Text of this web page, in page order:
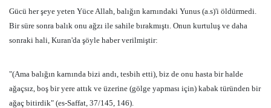
Gücü her şeye yeten Yüce Allah, balığın karnındaki Yunus (a.s)'i öldürmedi.
Bir süre sonra balık onu ağzı ile sahile bırakmıştı. Onun kurtuluş ve daha
sonraki hali, Kuran'da şöyle haber verilmiştir:
"(Ama balığın karnında bizi andı, tesbih etti), biz de onu hasta bir halde
ağaçsız, boş bir yere attık ve üzerine (gölge yapması için) kabak türünden bir
ağaç bitirdik" (es-Saffat, 37/145, 146).